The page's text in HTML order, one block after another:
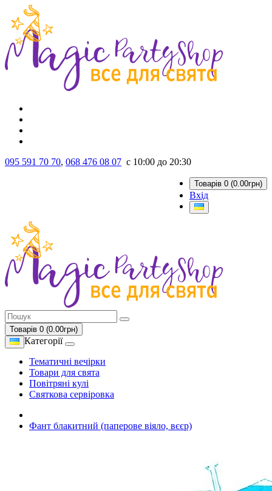
095 591 70 70, 068 476 08 07 с 10:00 до 20:30
Товарів 0 (0.00грн)
Вхід
Товарів 0 (0.00грн)
Категорії
Тематичні вечірки
Товари для свята
Повітряні кулі
Святкова сервіровка
Фант блакитний (паперове віяло, вєєр)